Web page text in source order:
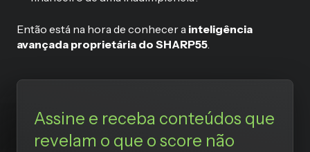
Então está na hora de conhecer a inteligência
avançada proprietária do SHARP55.
Assine e receba conteúdos que
revelam o que o score não